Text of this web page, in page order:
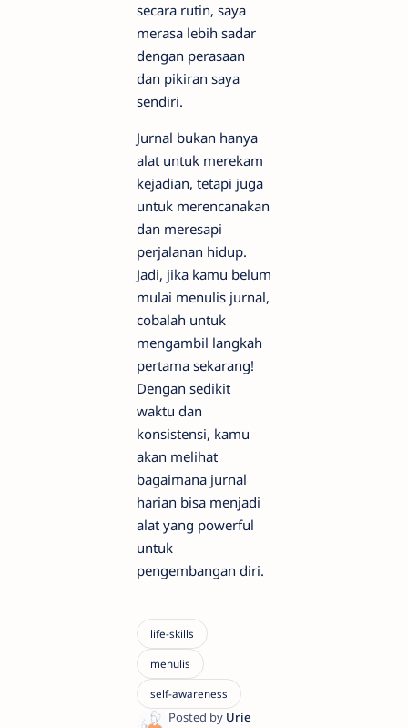
secara rutin, saya
merasa lebih sadar
dengan perasaan
dan pikiran saya
sendiri.
Jurnal bukan hanya
alat untuk merekam
kejadian, tetapi juga
untuk merencanakan
dan meresapi
perjalanan hidup.
Jadi, jika kamu belum
mulai menulis jurnal,
cobalah untuk
mengambil langkah
pertama sekarang!
Dengan sedikit
waktu dan
konsistensi, kamu
akan melihat
bagaimana jurnal
harian bisa menjadi
alat yang powerful
untuk
pengembangan diri.